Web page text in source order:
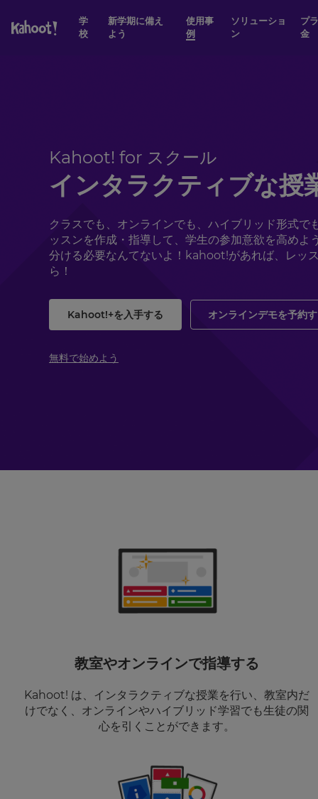
学
校
新学期に備え
よう
使用事
例
ソリューショ
ン
プランと料
金
Kahoot! for スクール
インタラクティブな授
クラスでも、オンラインでも、ハイブリッド形式で
ッスンを作成・指導して、学生の参加意欲を高めよ
分ける必要なんてないよ！kahoot!があれば、レッ
ら！
Kahoot!+を入手する オンラインデモを予約
無料で始めよう
教室やオンラインで指導する
Kahoot! は、インタラクティブな授業を行い、教室内だ
けでなく、オンラインやハイブリッド学習でも生徒の関
心を引くことができます。